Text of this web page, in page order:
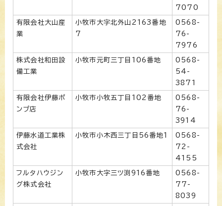
7070
有限会社大山産
業
小牧市大字北外山2163番地
7
0568-
76-
7976
株式会社和田設
備工業
小牧市元町三丁目106番地
0568-
54-
3871
有限会社伊藤ポ
ンプ店
小牧市小牧五丁目102番地
0568-
76-
3914
伊藤水道工業株
式会社
小牧市小木西三丁目56番地1
0568-
72-
4155
フルタハウジン
グ株式会社
小牧市大字三ツ渕916番地
0568-
77-
8039